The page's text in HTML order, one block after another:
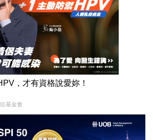
，才有資格說愛妳！
基金會